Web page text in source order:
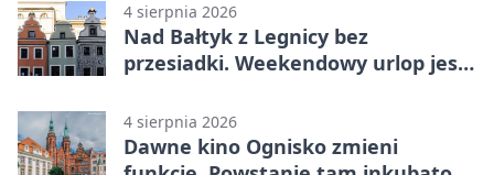
4 sierpnia 2026
Nad Bałtyk z Legnicy bez
przesiadki. Weekendowy urlop jest
4 sierpnia 2026
Dawne kino Ognisko zmieni